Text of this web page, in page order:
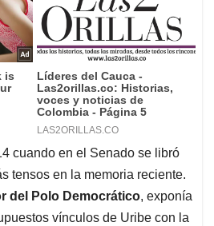
cuando en el Senado se libró
tensos en la memoria reciente.
del Polo Democrático, exponía
vínculos de Uribe con la